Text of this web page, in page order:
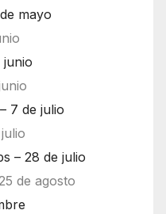
mayo
junio
7 de julio
– 28 de julio
de agosto